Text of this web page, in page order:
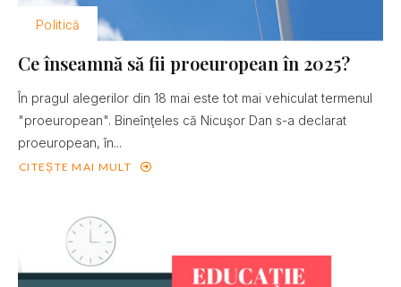
Politică
Ce înseamnă să fii proeuropean în 2025?
În pragul alegerilor din 18 mai este tot mai vehiculat termenul
"proeuropean". Bineînţeles că Nicuşor Dan s-a declarat
proeuropean, în...
CITEȘTE MAI MULT